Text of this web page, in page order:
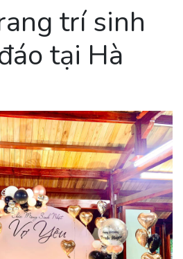
trí sinh
tại Hà